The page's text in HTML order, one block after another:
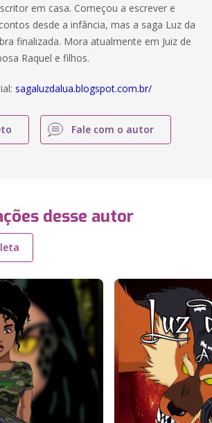
em casa. Começou a escrever e
desde a infância, mas a saga Luz da
finalizada. Mora atualmente em Juiz de
Raquel e filhos.
sagaluzdalua.blogspot.com.br/
Fale com o autor
desse autor